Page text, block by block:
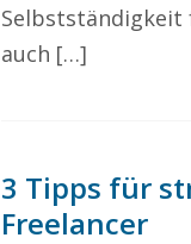
auch […]
3 Tipps für
Freelancer